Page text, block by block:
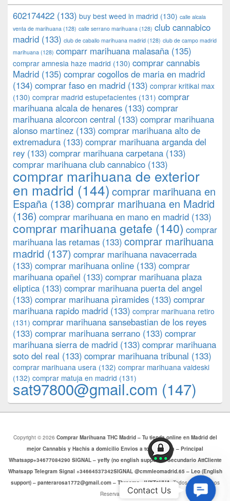
602174422 (133) buy best weed in madrid (130) calle alcala
venta de marihuana (128) calle serrano marihuana (128) club cannabico
madrid (133) club de caballo marihuana madrid (128) club de campo madrid
marihuana (128) comparr marihuana malasaña (135)
comprar amnesia haze madrid (130) comprar cannabis
Madrid (135) comprar cogollos de maria en madrid
(134) comprar faso en madrid (133) comprar kritikal max
(130) comprar madrid estupefacientes (131) comprar
marihuana alcala de henares (133) comprar
marihuana alcorcon central (133) comprar marihuana
alonso martinez (133) comprar marihuana alto de
extremadura (133) comprar marihuana arganda del
rey (133) comprar marihuana carpetana (133)
comprar marihuana club cannabico (133)
comprar marihuana de exterior
en madrid (144) comprar marihuana en
España (138) comprar marihuana en Madrid
(136) comprar marihuana en mano en madrid (133)
comprar marihuana getafe (140) comprar
marihuana las retamas (133) comprar marihuana
madrid (137) comprar marihuana navacerrada
(133) comprar marihuana online (133) comprar
marihuana opañel (133) comprar marihuana plaza
eliptica (133) comprar marihuana puerta del angel
(133) comprar marihuana pìramides (133) comprar
marihuana rapido madrid (133) comprar marihuana retiro
(131) comprar marihuana sansebastian de los reyes
(133) comprar marihuana serrano (133) comprar
marihuana sierra de madrid (133) comprar marihuana
soto del real (133) comprar marihuana tribunal (133)
comprar marihuana usera (132) comprar marihuana valdeski
(132) comprar matuja en madrid (131)
sat97800@gmail.com (147)
Copyright © 2026 Comprar Marihuana THC Madrid – Tu tienda online en Madrid del
mejor Cannabis y Hachis a domicilio Envios a toda Europa – Principal
Whatsapp+34677084290 SIGNAL – yeffy (no english support) – Secundario AttCliente
Whatsapp Telegram Signal +34664537342SIGNAL @cmmleomadrid.65 – Leo (English
support) – panterarosa1772@gmail.com – Threema: JHXT6HHA. Todos los Derechos
Reservados.Contact Us